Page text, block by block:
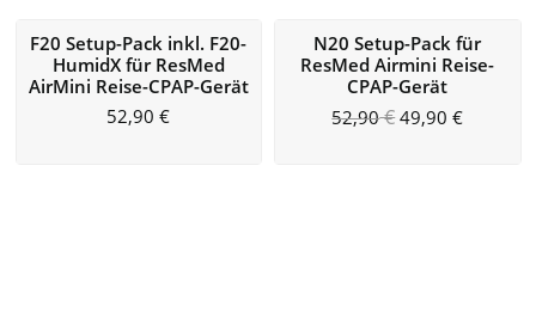
F20 Setup-Pack inkl. F20-
HumidX für ResMed
AirMini Reise-CPAP-Gerät
52,90 €
N20 Setup-Pack für
ResMed Airmini Reise-
CPAP-Gerät
52,90€ 49,90 €